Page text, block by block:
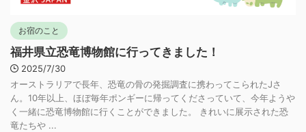
お宿のこと
福井県立恐竜博物館に行ってきました！
2025/7/30
オーストラリアで長年、恐竜の骨の発掘調査に携わってこられたJさ
ん。10年以上、ほぼ毎年ポンギーに帰ってくださっていて、今年ようや
く一緒に恐竜博物館に行くことができました。 きれいに展示された恐
竜たちや ...